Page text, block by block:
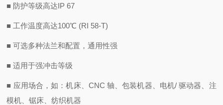
■ 防护等级高达IP 67
■ 工作温度高达100℃ (RI 58-T)
■ 可选多种法兰和配置，通用性强
■ 适用于强冲击等级
■ 应用场合，如：机床、CNC 轴、包装机器、电机/ 驱动器、注
模机、锯床、纺织机器